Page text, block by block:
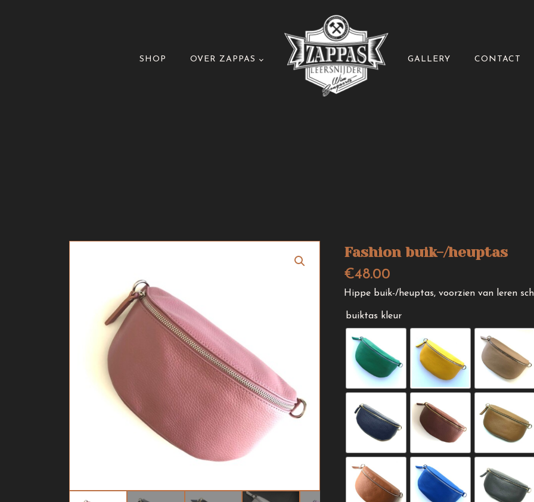
SHOP OVER ZAPPAS GALLERY CONTACT
Fashion buik-/heuptas
€48.00
Hippe buik-/heuptas, voorzien van leren
buiktas kleur